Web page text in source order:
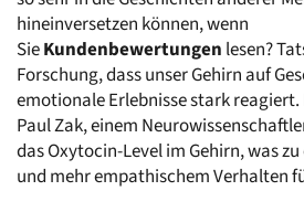
hineinversetzen können, wenn
Sie Kundenbewertungen lesen?
Forschung, dass unser Gehirn auf
emotionale Erlebnisse stark
Paul Zak, einem
das Oxytocin-Level im Gehirn, was
und mehr empathischem Verhalten